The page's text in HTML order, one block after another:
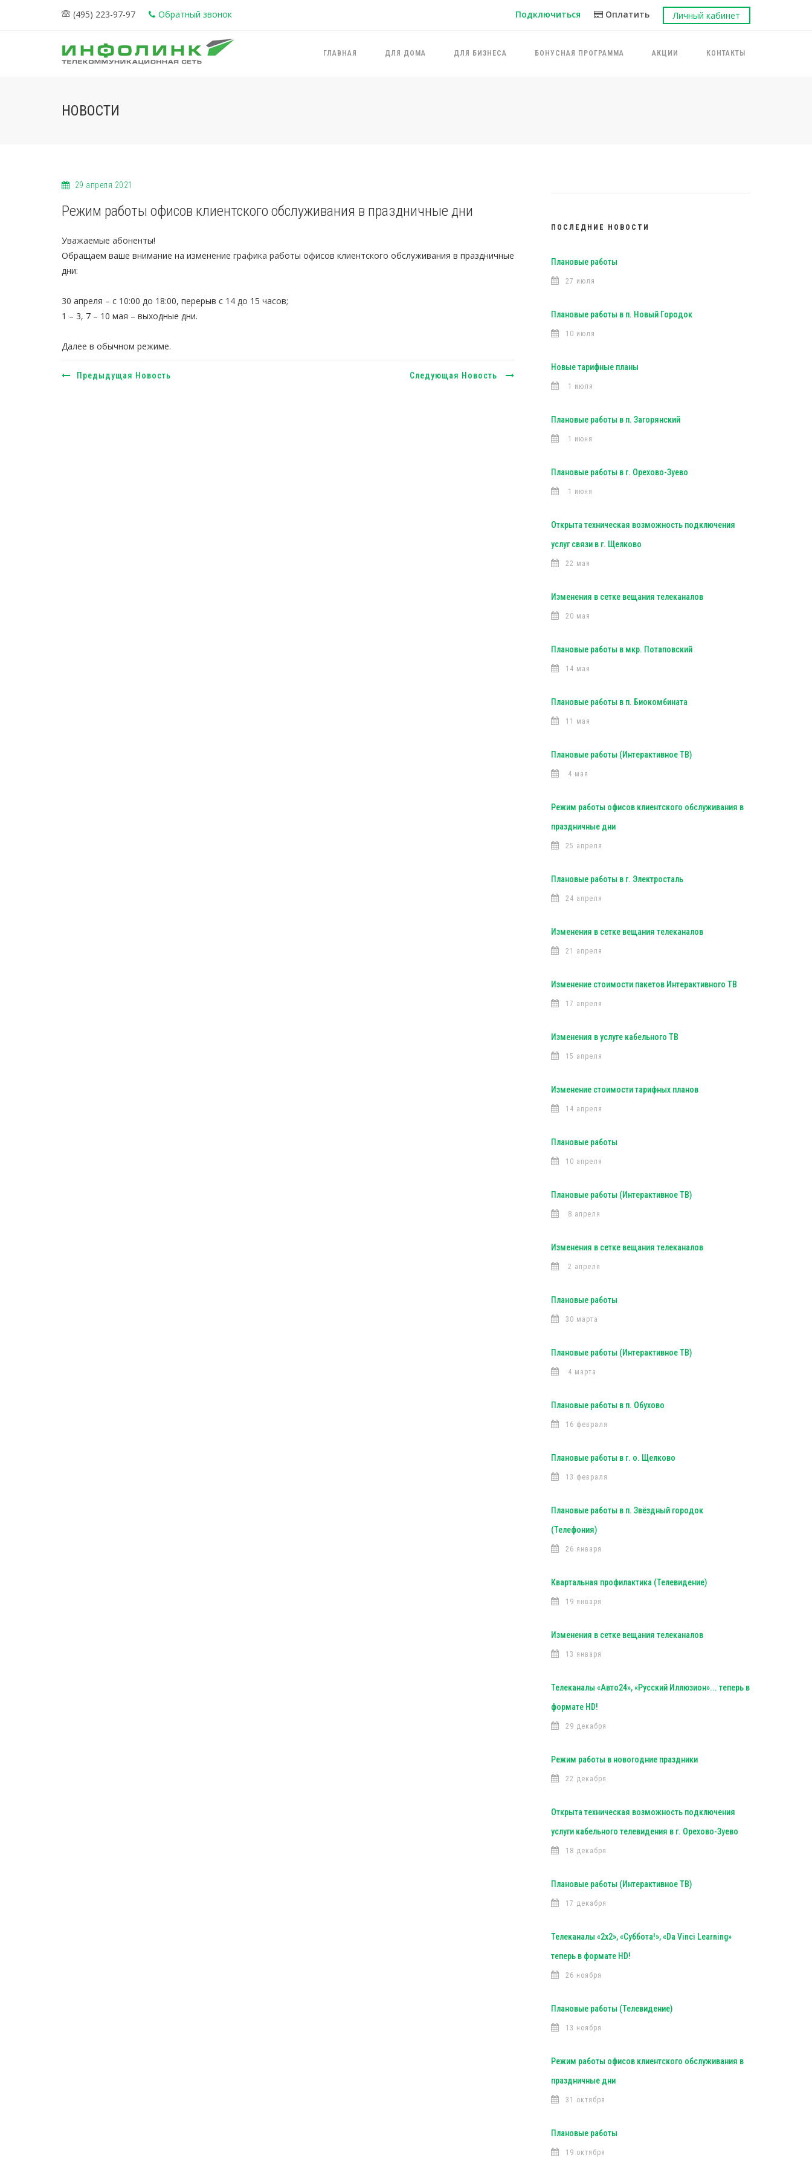
(495) 223-97-97 Обратный звонок Подключиться Оплатить Личный кабинет
ГЛАВНАЯ ДЛЯ ДОМА ДЛЯ БИЗНЕСА БОНУСНАЯ ПРОГРАММА АКЦИИ КОНТАКТЫ
НОВОСТИ
29 апреля 2021
Режим работы офисов клиентского обслуживания в праздничные дни
Уважаемые абоненты!
Обращаем ваше внимание на изменение графика работы офисов клиентского обслуживания в праздничные
дни:
30 апреля – с 10:00 до 18:00, перерыв с 14 до 15 часов;
1 – 3, 7 – 10 мая – выходные дни.
Далее в обычном режиме.
Предыдущая Новость Следующая Новость
ПОСЛЕДНИЕ НОВОСТИ
Плановые работы
27 июля
Плановые работы в п. Новый Городок
10 июля
Новые тарифные планы
1 июля
Плановые работы в п. Загорянский
1 июня
Плановые работы в г. Орехово-Зуево
1 июня
Открыта техническая возможность подключения
услуг связи в г. Щелково
22 мая
Изменения в сетке вещания телеканалов
20 мая
Плановые работы в мкр. Потаповский
14 мая
Плановые работы в п. Биокомбината
11 мая
Плановые работы (Интерактивное ТВ)
4 мая
Режим работы офисов клиентского обслуживания в
праздничные дни
25 апреля
Плановые работы в г. Электросталь
24 апреля
Изменения в сетке вещания телеканалов
21 апреля
Изменение стоимости пакетов Интерактивного ТВ
17 апреля
Изменения в услуге кабельного ТВ
15 апреля
Изменение стоимости тарифных планов
14 апреля
Плановые работы
10 апреля
Плановые работы (Интерактивное ТВ)
8 апреля
Изменения в сетке вещания телеканалов
2 апреля
Плановые работы
30 марта
Плановые работы (Интерактивное ТВ)
4 марта
Плановые работы в п. Обухово
16 февраля
Плановые работы в г. о. Щелково
13 февраля
Плановые работы в п. Звёздный городок
(Телефония)
26 января
Квартальная профилактика (Телевидение)
19 января
Изменения в сетке вещания телеканалов
13 января
Телеканалы «Авто24», «Русский Иллюзион»... теперь в
формате HD!
29 декабря
Режим работы в новогодние праздники
22 декабря
Открыта техническая возможность подключения
услуги кабельного телевидения в г. Орехово-Зуево
18 декабря
Плановые работы (Интерактивное ТВ)
17 декабря
Телеканалы «2х2», «Суббота!», «Da Vinci Learning»
теперь в формате HD!
26 ноября
Плановые работы (Телевидение)
13 ноября
Режим работы офисов клиентского обслуживания в
праздничные дни
31 октября
Плановые работы
19 октября